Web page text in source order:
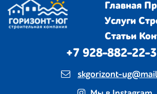
Главная
Услуги
Статьи
+7 928-882-22-
skgorizont-